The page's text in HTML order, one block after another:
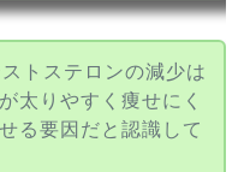
トステロンの減少は
太りやすく痩せにく
る要因だと認識して